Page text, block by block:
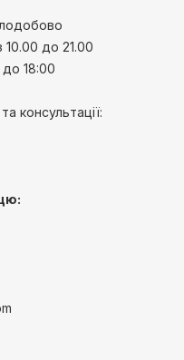
10.00 до 21.00
18:00
консультації: